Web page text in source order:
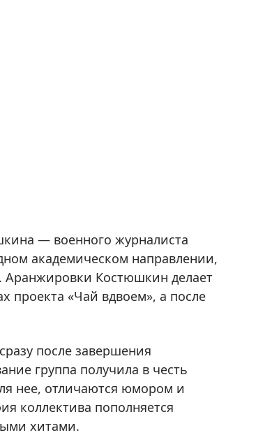
— военного журналиста
академическом направлении,
Аранжировки Костюшкин делает
проекта «Чай вдвоем», а после
после завершения
группа получила в честь
нее, отличаются юмором и
коллектива пополняется
хитами.